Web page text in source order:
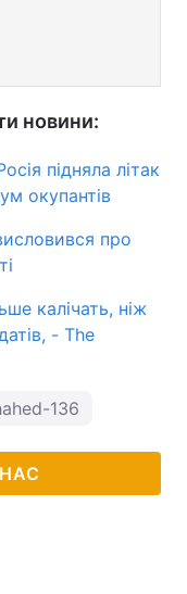
новини:
підняла літак
окупантів
про
калічать, ніж
- The
136